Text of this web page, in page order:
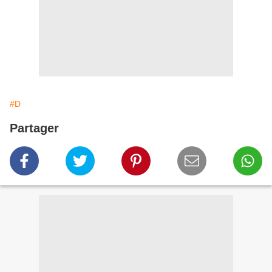
#D
Partager